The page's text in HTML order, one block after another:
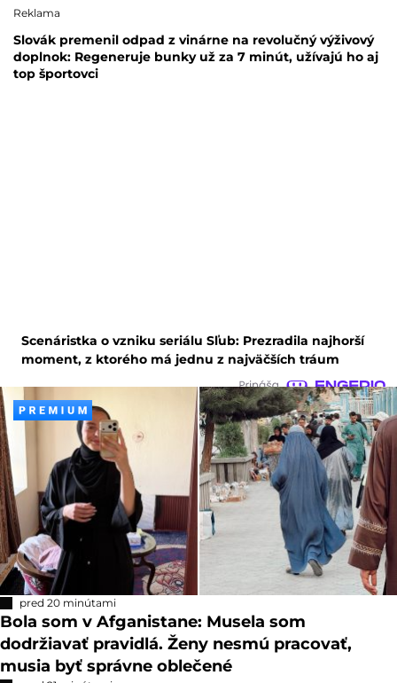
Reklama
Slovák premenil odpad z vinárne na revolučný výživový
doplnok: Regeneruje bunky už za 7 minút, užívajú ho aj
top športovci
moment, z ktorého má jednu z najväčších tráum
pred 20 minútami
Bola som v Afganistane: Musela som
dodržiavať pravidlá. Ženy nesmú pracovať,
musia byť správne oblečené
pred 21 minútami
Firma našla v ojazdenom aute dojímavý odkaz: Bývalá